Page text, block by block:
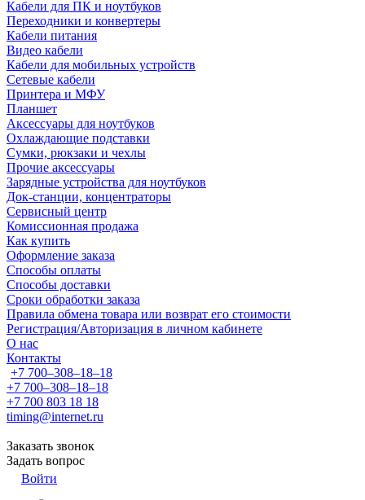
Кабели для ПК и ноутбуков
Переходники и конвертеры
Кабели питания
Видео кабели
Кабели для мобильных устройств
Сетевые кабели
Принтера и МФУ
Планшет
Аксессуары для ноутбуков
Охлаждающие подставки
Сумки, рюкзаки и чехлы
Прочие аксессуары
Зарядные устройства для ноутбуков
Док-станции, концентраторы
Сервисный центр
Комиссионная продажа
Как купить
Оформление заказа
Способы оплаты
Способы доставки
Сроки обработки заказа
Правила обмена товара или возврат его стоимости
Регистрация/Авторизация в личном кабинете
О нас
Контакты
+7 700‒308‒18‒18
+7 700‒308‒18‒18
+7 700 803 18 18
timing@internet.ru
Заказать звонок
Задать вопрос
Войти